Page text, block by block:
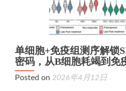
单细胞+免疫组测序解锁
密码，从B细胞耗竭到免
Posted on 2026年4月12日